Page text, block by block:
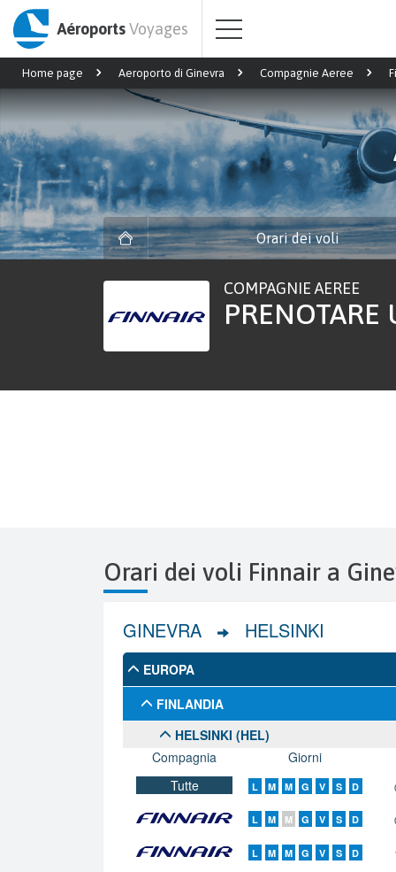
AéroportsVoyages
Home page Aeroporto di Ginevra Compagnie Aeree
Orari dei voli
COMPAGNIE AEREE
Orari dei voli Finnair a